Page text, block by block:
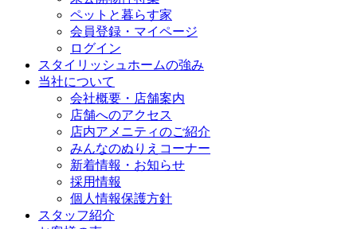
ペットと暮らす家
会員登録・マイページ
ログイン
スタイリッシュホームの強み
当社について
会社概要・店舗案内
店舗へのアクセス
店内アメニティのご紹介
みんなのぬりえコーナー
新着情報・お知らせ
採用情報
個人情報保護方針
スタッフ紹介